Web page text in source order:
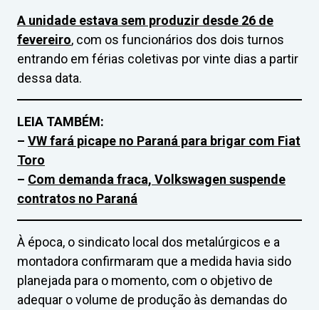
A unidade estava sem produzir desde 26 de
fevereiro, com os funcionários dos dois turnos
entrando em férias coletivas por vinte dias a partir
dessa data.
LEIA TAMBÉM:
– VW fará picape no Paraná para brigar com Fiat
Toro
– Com demanda fraca, Volkswagen suspende
contratos no Paraná
À época, o sindicato local dos metalúrgicos e a
montadora confirmaram que a medida havia sido
planejada para o momento, com o objetivo de
adequar o volume de produção às demandas do